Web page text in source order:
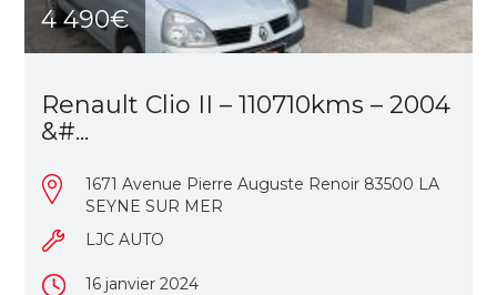
4 490€
Renault Clio II – 110710kms – 2004
&#...
1671 Avenue Pierre Auguste Renoir 83500 LA
SEYNE SUR MER
LJC AUTO
16 janvier 2024